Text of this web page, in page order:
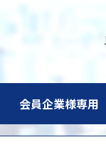
会員企業様専用